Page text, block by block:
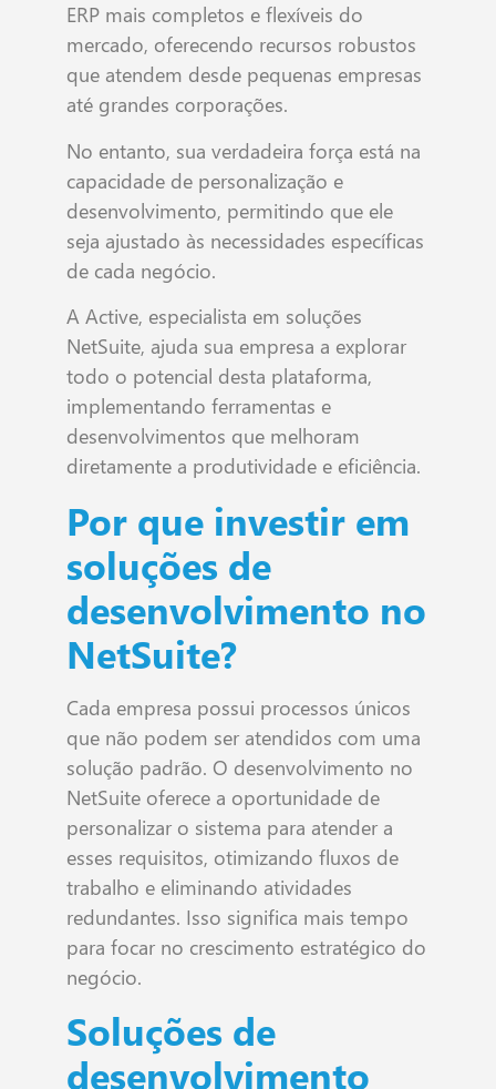
ERP mais completos e flexíveis do
mercado, oferecendo recursos robustos
que atendem desde pequenas empresas
até grandes corporações.
No entanto, sua verdadeira força está na
capacidade de personalização e
desenvolvimento, permitindo que ele
seja ajustado às necessidades específicas
de cada negócio.
A Active, especialista em soluções
NetSuite, ajuda sua empresa a explorar
todo o potencial desta plataforma,
implementando ferramentas e
desenvolvimentos que melhoram
diretamente a produtividade e eficiência.
Por que investir em
soluções de
desenvolvimento no
NetSuite?
Cada empresa possui processos únicos
que não podem ser atendidos com uma
solução padrão. O desenvolvimento no
NetSuite oferece a oportunidade de
personalizar o sistema para atender a
esses requisitos, otimizando fluxos de
trabalho e eliminando atividades
redundantes. Isso significa mais tempo
para focar no crescimento estratégico do
negócio.
Soluções de
desenvolvimento